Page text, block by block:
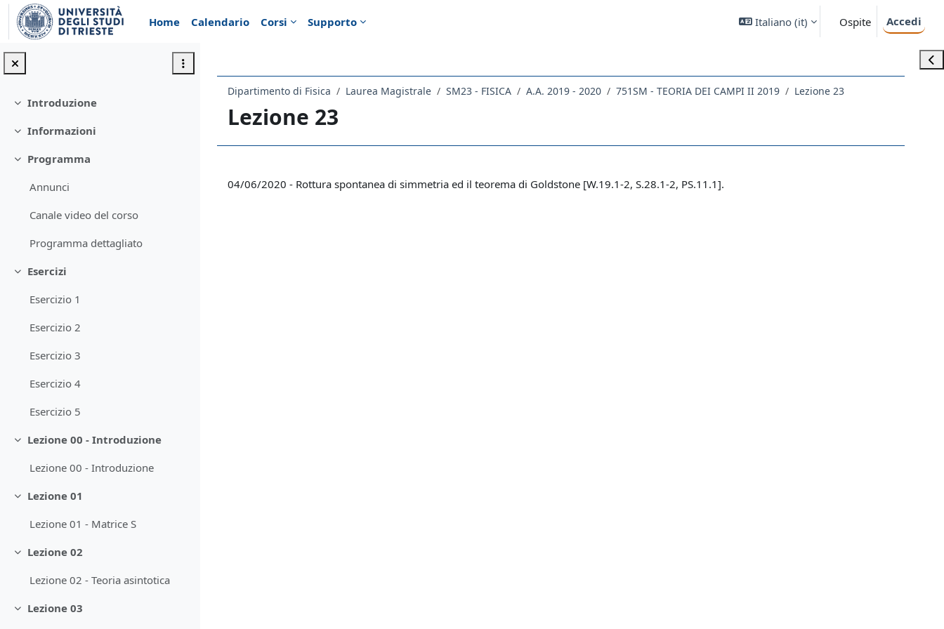
Vai al contenuto principale
Home
Calendario Corsi Supporto Italiano ‎(it)‎ Ospite Accedi
Minimizza
Introduzione
Minimizza
Informazioni
Minimizza
Programma
Annunci
Canale video del corso
Programma dettagliato
Minimizza
Esercizi
Esercizio 1
Esercizio 2
Esercizio 3
Esercizio 4
Esercizio 5
Minimizza
Lezione 00 - Introduzione
Lezione 00 - Introduzione
Minimizza
Lezione 01
Lezione 01 - Matrice S
Minimizza
Lezione 02
Lezione 02 - Teoria asintotica
Minimizza
Lezione 03
Dipartimento di Fisica Laurea Magistrale SM23 - FISICA A.A. 2019 - 2020 751SM - TEORIA DEI CAMPI II 2019 Lezione 23
Lezione 23
Schema della sezione
04/06/2020 - Rottura spontanea di simmetria ed il teorema di Goldstone [W.19.1-2, S.28.1-2, PS.11.1].